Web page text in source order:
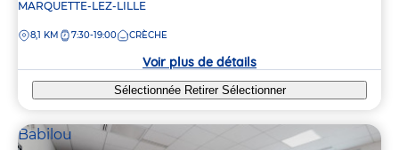
de
crèche
MARQUETTE-LEZ-LILLE
DISTANCE
8,1 KM 7:30-19:00 CRÈCHE
Voir plus de détails
Sélectionnée Retirer Sélectionner
Babilou